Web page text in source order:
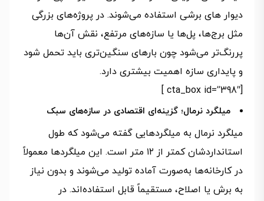
دیوار های برشی استفاده می‌شوند. در پروژه‌های بزرگی
مثل برج‌ها، پل‌ها یا سازه‌های مرتفع، نقش آن‌ها
پررنگ‌تر می‌شود چون بارهای سنگین‌تری باید تحمل شود
و پایداری سازه اهمیت بیشتری دارد.
[cta_box id=”398″ ]
میلگرد نرمال؛ گزینه‌ای اقتصادی در سازه‌های سبک
میلگرد نرمال به میلگردهایی گفته می‌شود که طول
استانداردشان کمتر از ۱۲ متر است. این میلگردها معمولاً
در کارخانه‌ها به‌صورت آماده تولید می‌شوند و بدون نیاز
به برش یا اصلاح، مستقیماً قابل استفاده‌اند. در